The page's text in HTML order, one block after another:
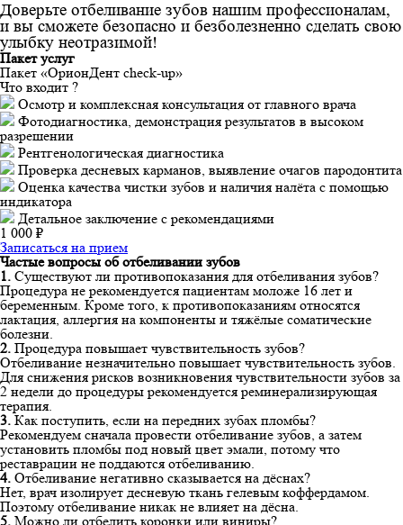
Доверьте отбеливание зубов нашим профессионалам,
и вы сможете безопасно и безболезненно сделать свою
улыбку неотразимой!
Пакет услуг
Пакет «ОрионДент check-up»
Что входит ?
Осмотр и комплексная консультация от главного врача
Фотодиагностика, демонстрация результатов в высоком
разрешении
Рентгенологическая диагностика
Проверка десневых карманов, выявление очагов пародонтита
Оценка качества чистки зубов и наличия налёта с помощью
индикатора
Детальное заключение с рекомендациями
1 000 ₽
Записаться на прием
Частые вопросы об отбеливании зубов
1. Существуют ли противопоказания для отбеливания зубов?
Процедура не рекомендуется пациентам моложе 16 лет и
беременным. Кроме того, к противопоказаниям относятся
лактация, аллергия на компоненты и тяжёлые соматические
болезни.
2. Процедура повышает чувствительность зубов?
Отбеливание незначительно повышает чувствительность зубов.
Для снижения рисков возникновения чувствительности зубов за
2 недели до процедуры рекомендуется реминерализирующая
терапия.
3. Как поступить, если на передних зубах пломбы?
Рекомендуем сначала провести отбеливание зубов, а затем
установить пломбы под новый цвет эмали, потому что
реставрации не поддаются отбеливанию.
4. Отбеливание негативно сказывается на дёснах?
Нет, врач изолирует десневую ткань гелевым коффердамом.
Поэтому отбеливание никак не влияет на дёсна.
5. Можно ли отбелить коронки или виниры?